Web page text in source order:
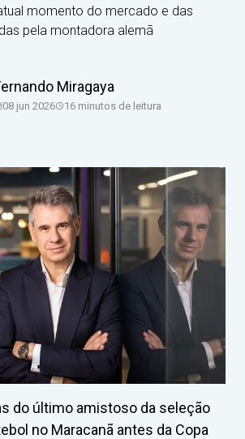
momento do mercado e das
pela montadora alemã
Miragaya
08 jun 2026 16 minutos de leitura
do último amistoso da seleção
no Maracanã antes da Copa